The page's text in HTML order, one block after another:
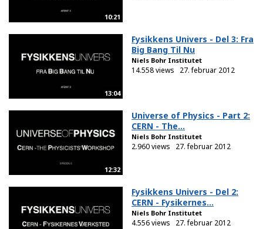
10:21
13:04
Fysikkens Univers - Del 3: Fra
Big Bang Til Nu
Niels Bohr Institutet
14.558 views 27. februar 2012
12:32
Universe of Physics - Part 2:
CERN - The...
Niels Bohr Institutet
2.960 views 27. februar 2012
Fysikkens Univers - Del 2:
CERN - Fysikernes...
Niels Bohr Institutet
4.556 views 27. februar 2012